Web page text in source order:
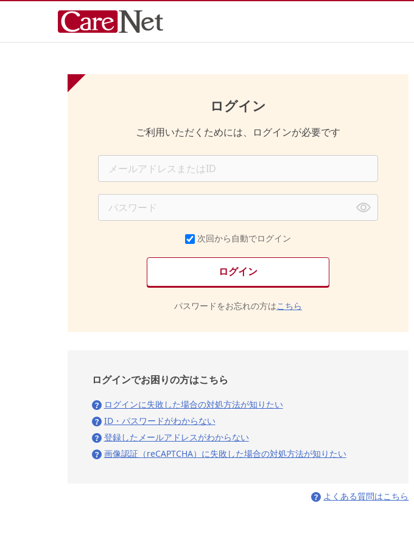
ログイン
ご利用いただくためには、ログインが必要です
次回から自動でログイン
パスワードをお忘れの方はこちら
ログインでお困りの方はこちら
ログインに失敗した場合の対処方法が知りたい
ID・パスワードがわからない
登録したメールアドレスがわからない
画像認証（reCAPTCHA）に失敗した場合の対処方法が知りたい
よくある質問はこちら